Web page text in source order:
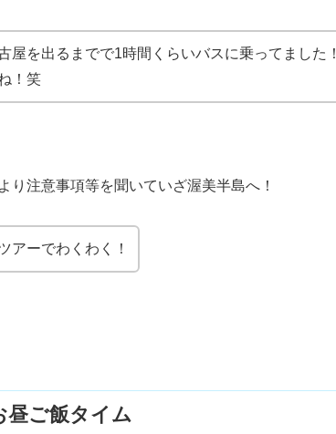
屋を出るまでで1時間くらいバスに乗ってました！
！笑
り注意事項等を聞いていざ渥美半島へ！
アーでわくわく！
昼ご飯タイム